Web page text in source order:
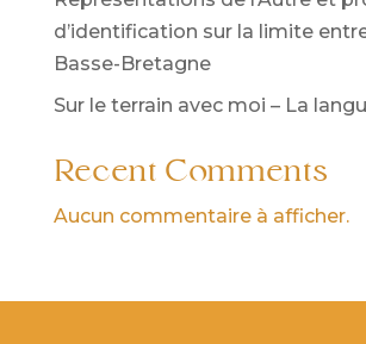
d’identification sur la limite
Basse-Bretagne
Sur le terrain avec moi – La
Recent Comments
Aucun commentaire à afficher.